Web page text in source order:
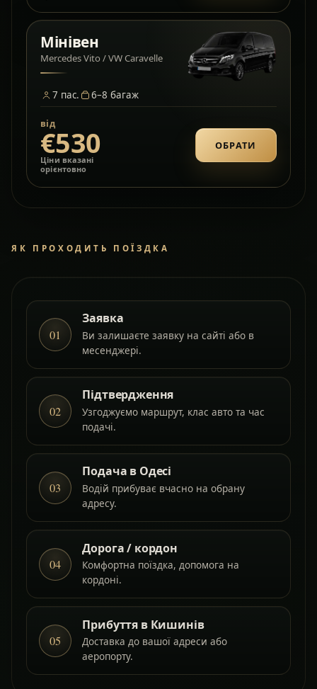
Мінівен
Mercedes Vito / VW Caravelle
7 пас. 6–8 багаж
від
€530
Ціни вказані
орієнтовно
ОБРАТИ
ЯК ПРОХОДИТЬ ПОЇЗДКА
01
Заявка
Ви залишаєте заявку на сайті або в
месенджері.
02
Підтвердження
Узгоджуємо маршрут, клас авто та час
подачі.
03
Подача в Одесі
Водій прибуває вчасно на обрану
адресу.
04
Дорога / кордон
Комфортна поїздка, допомога на
кордоні.
05
Прибуття в Кишинів
Доставка до вашої адреси або
аеропорту.